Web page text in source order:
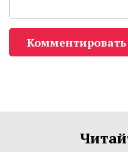
Комментировать